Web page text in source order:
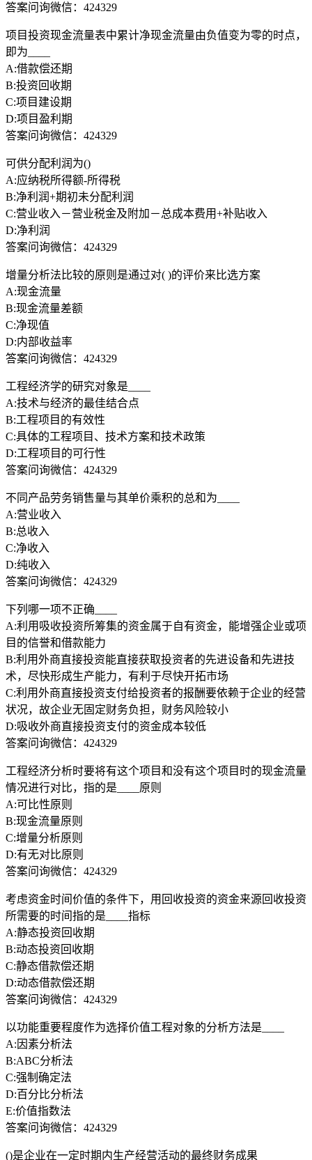
答案问询微信：424329
项目投资现金流量表中累计净现金流量由负值变为零的时点，
即为____
A:借款偿还期
B:投资回收期
C:项目建设期
D:项目盈利期
答案问询微信：424329
可供分配利润为()
A:应纳税所得额-所得税
B:净利润+期初未分配利润
C:营业收入－营业税金及附加－总成本费用+补贴收入
D:净利润
答案问询微信：424329
增量分析法比较的原则是通过对( )的评价来比选方案
A:现金流量
B:现金流量差额
C:净现值
D:内部收益率
答案问询微信：424329
工程经济学的研究对象是____
A:技术与经济的最佳结合点
B:工程项目的有效性
C:具体的工程项目、技术方案和技术政策
D:工程项目的可行性
答案问询微信：424329
不同产品劳务销售量与其单价乘积的总和为____
A:营业收入
B:总收入
C:净收入
D:纯收入
答案问询微信：424329
下列哪一项不正确____
A:利用吸收投资所筹集的资金属于自有资金，能增强企业或项
目的信誉和借款能力
B:利用外商直接投资能直接获取投资者的先进设备和先进技
术，尽快形成生产能力，有利于尽快开拓市场
C:利用外商直接投资支付给投资者的报酬要依赖于企业的经营
状况，故企业无固定财务负担，财务风险较小
D:吸收外商直接投资支付的资金成本较低
答案问询微信：424329
工程经济分析时要将有这个项目和没有这个项目时的现金流量
情况进行对比，指的是____原则
A:可比性原则
B:现金流量原则
C:增量分析原则
D:有无对比原则
答案问询微信：424329
考虑资金时间价值的条件下，用回收投资的资金来源回收投资
所需要的时间指的是____指标
A:静态投资回收期
B:动态投资回收期
C:静态借款偿还期
D:动态借款偿还期
答案问询微信：424329
以功能重要程度作为选择价值工程对象的分析方法是____
A:因素分析法
B:ABC分析法
C:强制确定法
D:百分比分析法
E:价值指数法
答案问询微信：424329
()是企业在一定时期内生产经营活动的最终财务成果